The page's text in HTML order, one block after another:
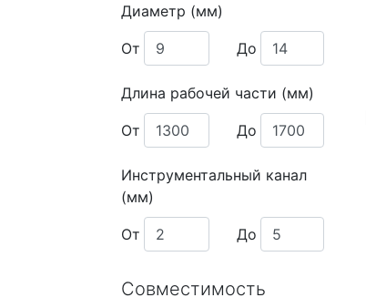
Диаметр (мм)
От До
Длина рабочей части (мм)
От До
Инструментальный канал
(мм)
От До
Совместимость